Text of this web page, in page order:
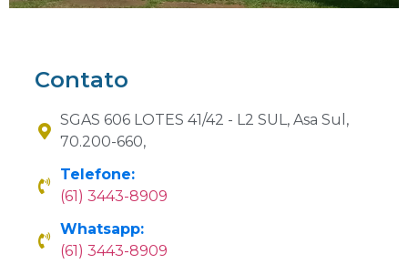
Contato
SGAS 606 LOTES 41/42 - L2 SUL, Asa Sul,
70.200-660,
Telefone:
(61) 3443-8909
Whatsapp:
(61) 3443-8909